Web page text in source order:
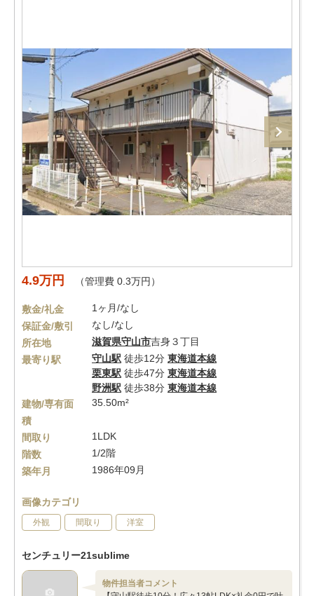
4.9万円 （管理費 0.3万円）
敷金/礼金
1ヶ月/なし
保証金/敷引
なし/なし
所在地
滋賀県守山市吉身３丁目
最寄り駅
守山駅 徒歩12分 東海道本線
栗東駅 徒歩47分 東海道本線
野洲駅 徒歩38分 東海道本線
建物/専有面
積
35.50m²
間取り
1LDK
階数
1/2階
築年月
1986年09月
画像カテゴリ
外観 間取り 洋室
センチュリー21sublime
物件担当者コメント